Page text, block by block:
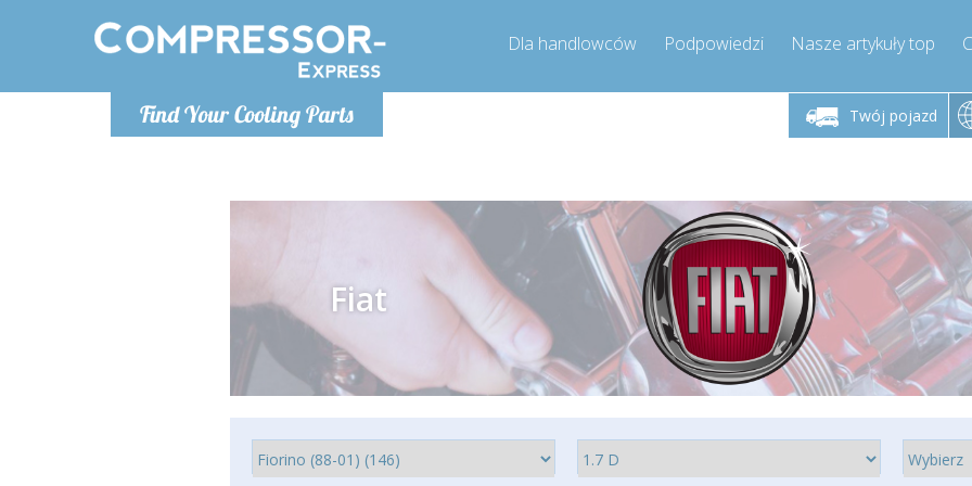
Find Your Cooling Parts
Dla handlowców Podpowiedzi Nasze artykuły top
Twój pojazd
Poniedziałek - piątek godz. Poniedziałek - piątek godz.
9:00-17:00
info@compressor-express.pl
Fiat